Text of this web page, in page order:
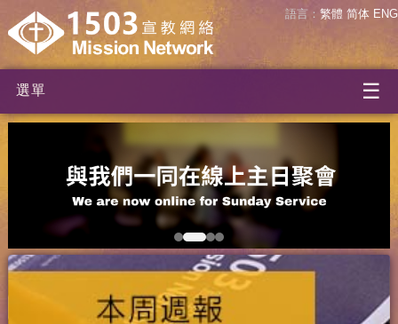
語言： 繁體 简体 ENG
選單 ☰